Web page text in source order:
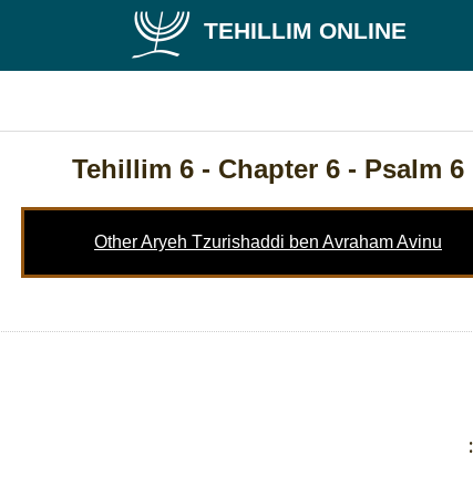
TEHILLIM ONLINE
Tehillim 6 - Chapter 6 - Psalm 6
Other Aryeh Tzurishaddi ben Avraham Avinu